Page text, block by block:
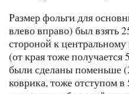
Размер фольги для
влево вправо) был взять
стороной к
(от края тоже
были сделаны поменьше
коврика, тоже отступом